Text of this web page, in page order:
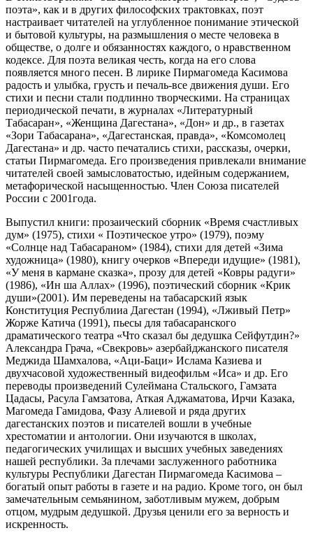
поэта», как и в других философских трактовках, поэт
настраивает читателей на углубленное понимание этической
и бытовой культуры, на размышления о месте человека в
обществе, о долге и обязанностях каждого, о нравственном
кодексе. Для поэта великая честь, когда на его слова
появляется много песен. В лирике Пирмагомеда Касимова
радость и улыбка, грусть и печаль-все движения души. Его
стихи и песни стали подлинно творческими. На страницах
периодической печати, в журналах «Литературный
Табасаран», «Женщина Дагестана», «Дон» и др., в газетах
«Зори Табасарана», «Дагестанская, правда», «Комсомолец
Дагестана» и др. часто печатались стихи, рассказы, очерки,
статьи Пирмагомеда. Его произведения привлекали внимание
читателей своей замысловатостью, идейным содержанием,
метафорической насыщенностью. Член Союза писателей
России с 2001года.
Выпустил книги: прозаический сборник «Время счастливых
дум» (1975), стихи « Поэтическое утро» (1979), поэму
«Солнце над Табасараном» (1984), стихи для детей «Зима
художница» (1980), книгу очерков «Впереди идущие» (1981),
«У меня в кармане сказка», прозу для детей «Ковры радуги»
(1986), «Ин ша Аллах» (1996), поэтический сборник «Крик
души»(2001). Им переведены на табасарский язык
Конституция Республииа Дагестан (1994), «Лживый Петр»
Жорже Катича (1991), пьесы для табасаранского
драматического театра «Что сказал бы дедушка Сейфутдин?»
Александра Грача, «Свекровь» азербайджанского писателя
Меджида Шамхалова, «Аци-Баци» Ислама Казиева и
двухчасовой художественный видеофильм «Иса» и др. Его
переводы произведений Сулеймана Стальского, Гамзата
Цадасы, Расула Гамзатова, Аткая Аджаматова, Ирчи Казака,
Магомеда Гамидова, Фазу Алиевой и ряда других
дагестанских поэтов и писателей вошли в учебные
хрестоматии и антологии. Они изучаются в школах,
педагогических училищах и высших учебных заведениях
нашей республики. За плечами заслуженного работника
культуры Республики Дагестан Пирмагомеда Касимова –
богатый опыт работы в газете и на радио. Кроме того, он был
замечательным семьянином, заботливым мужем, добрым
отцом, мудрым дедушкой. Друзья ценили его за верность и
искренность.